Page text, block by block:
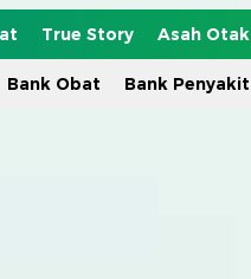
True Story Asah Otak
Bank Obat Bank Penyakit